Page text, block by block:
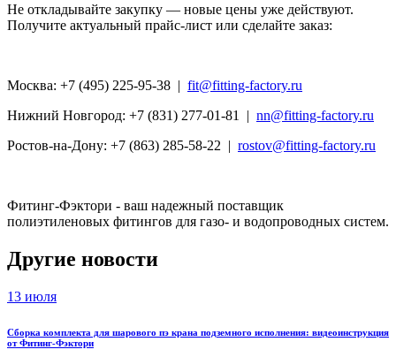
Не откладывайте закупку — новые цены уже действуют.
Получите актуальный прайс-лист или сделайте заказ:
Москва: +7 (495) 225-95-38 | fit@fitting-factory.ru
Нижний Новгород: +7 (831) 277-01-81 | nn@fitting-factory.ru
Ростов-на-Дону: +7 (863) 285-58-22 | rostov@fitting-factory.ru
Фитинг-Фэктори - ваш надежный поставщик
полиэтиленовых фитингов для газо- и водопроводных систем.
Другие новости
13 июля
Сборка комплекта для шарового пэ крана подземного исполнения: видеоинструкция
от Фитинг-Фэктори